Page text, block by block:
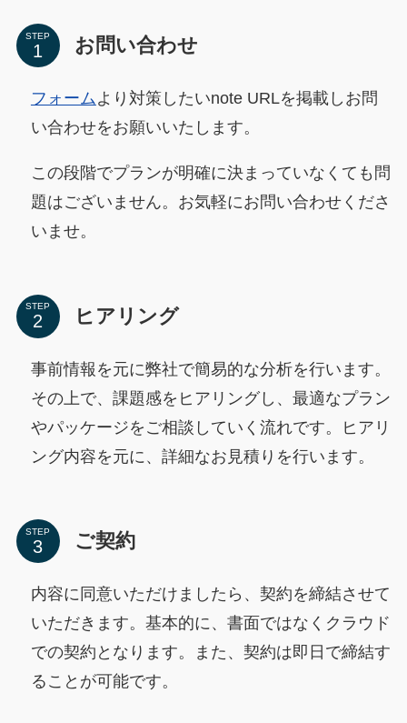
STEP お問い合わせ
フォームより対策したいnote URLを掲載しお問
い合わせをお願いいたします。
この段階でプランが明確に決まっていなくても問
題はございません。お気軽にお問い合わせくださ
いませ。
STEP ヒアリング
事前情報を元に弊社で簡易的な分析を行います。
その上で、課題感をヒアリングし、最適なプラン
やパッケージをご相談していく流れです。ヒアリ
ング内容を元に、詳細なお見積りを行います。
STEP ご契約
内容に同意いただけましたら、契約を締結させて
いただきます。基本的に、書面ではなくクラウド
での契約となります。また、契約は即日で締結す
ることが可能です。